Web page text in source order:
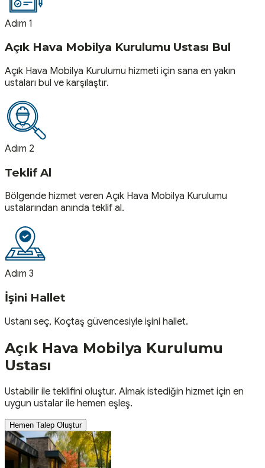
Adım 1
Açık Hava Mobilya Kurulumu Ustası Bul
Açık Hava Mobilya Kurulumu hizmeti için sana en yakın
ustaları bul ve karşılaştır.
Adım 2
Teklif Al
Bölgende hizmet veren Açık Hava Mobilya Kurulumu
ustalarından anında teklif al.
Adım 3
İşini Hallet
Ustanı seç, Koçtaş güvencesiyle işini hallet.
Açık Hava Mobilya Kurulumu
Ustası
Ustabilir ile teklifini oluştur. Almak istediğin hizmet için en
uygun ustalar ile hemen eşleş.
Hemen Talep Oluştur